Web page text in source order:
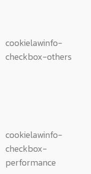
cookielawinfo-
checkbox-others
cookielawinfo-
checkbox-
performance